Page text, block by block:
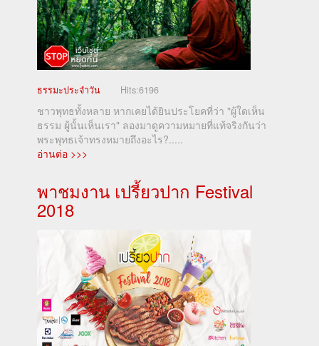
ธรรมะประจำวัน Hits:6196
ชาวพุทธทั้งหลาย หากเคยได้ยินประโยคที่ว่า "ผู้ใดเห็น
ธรรม ผู้นั้นเห็นเรา" ลองมาดูความหมายที่แท้จริงกันว่า
พระพุทธเจ้าทรงหมายถึงอะไร?.....
อ่านต่อ >>>
พาชมงาน เปรี้ยวปาก Festival
2018